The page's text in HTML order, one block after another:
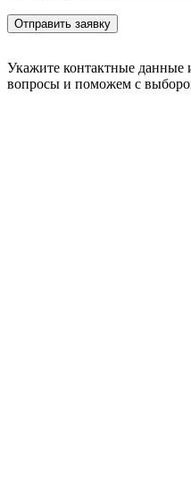
Укажите контактные данные
вопросы и поможем с